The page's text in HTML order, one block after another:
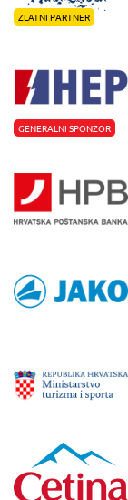
ZLATNI PARTNER
GENERALNI SPONZOR